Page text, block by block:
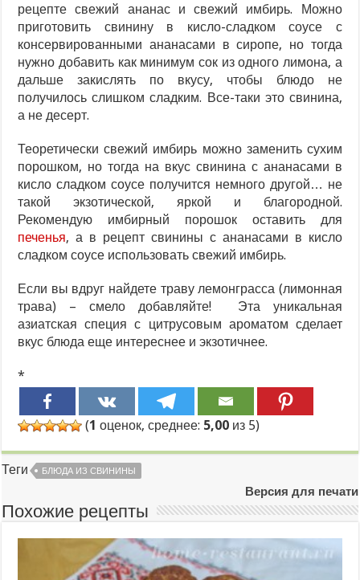
рецепте свежий ананас и свежий имбирь. Можно
приготовить свинину в кисло-сладком соусе с
консервированными ананасами в сиропе, но тогда
нужно добавить как минимум сок из одного лимона, а
дальше закислять по вкусу, чтобы блюдо не
получилось слишком сладким. Все-таки это свинина,
а не десерт.
Теоретически свежий имбирь можно заменить сухим
порошком, но тогда на вкус свинина с ананасами в
кисло сладком соусе получится немного другой… не
такой экзотической, яркой и благородной.
Рекомендую имбирный порошок оставить для
печенья, а в рецепт свинины с ананасами в кисло
сладком соусе использовать свежий имбирь.
Если вы вдруг найдете траву лемонграсса (лимонная
трава) – смело добавляйте! Эта уникальная
азиатская специя с цитрусовым ароматом сделает
вкус блюда еще интереснее и экзотичнее.
*
(1 оценок, среднее: 5,00 из 5)
Теги БЛЮДА ИЗ СВИНИНЫ
Версия для печати
Похожие рецепты